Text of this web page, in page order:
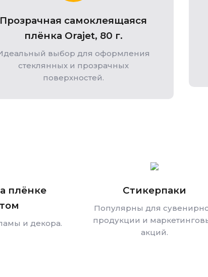
Прозрачная самоклеящаяся
плёнка Orajet, 80 г.
выбор для оформления
стеклянных и прозрачных
поверхностей.
плёнке
и декора.
Стикерпаки
Популярны для
продукции и
акций.